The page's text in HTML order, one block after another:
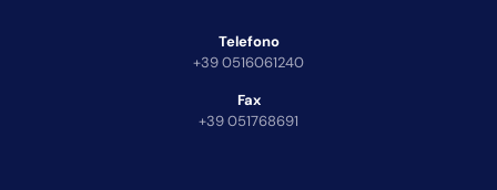
Telefono
+39 0516061240
Fax
+39 051768691